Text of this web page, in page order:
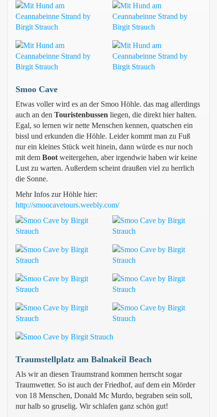
Smoo Cave
Etwas voller wird es an der Smoo Höhle. das mag allerdings
auch an den Touristenbussen liegen, die direkt hier halten.
Egal, so lernen wir nette Menschen kennen, quatschen ein
bissl und erkunden die Höhle. Leider kommt man zu Fuß
nur ein kleines Stück weit hinein, dann würde es nur noch
mit dem Boot weitergehen, aber irgendwie haben wir keine
Lust zu warten. Außerdem scheint draußen viel zu herrlich
die Sonne.
Mehr Infos zur Höhle hier:
http://smoocavetours.weebly.com/
Traumstellplatz am Balnakeil Beach
Als wir an diesen Traumstrand kommen herrscht sogar
Traumwetter. So ist auch der Friedhof, auf dem ein Mörder
von 18 Menschen, Donald Mc Murdo, begraben sein soll,
nur halb so gruselig. Wir schlafen ganz schön gut!